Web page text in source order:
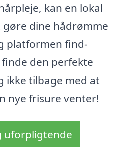
kan en lokal
dine hådrømme
platformen find-
den perfekte
ikke tilbage med at
nye frisure venter!
uforpligtende